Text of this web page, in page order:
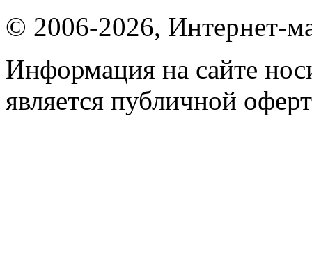
© 2006-2026, Интернет-
Информация на сайте
является публичной